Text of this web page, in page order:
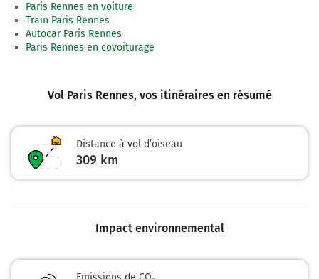
Paris Rennes en voiture
Train Paris Rennes
Autocar Paris Rennes
Paris Rennes en covoiturage
Vol Paris Rennes, vos itinéraires en résumé
Distance à vol d’oiseau
309 km
Impact environnemental